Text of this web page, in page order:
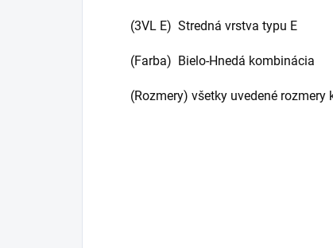
(3VL E) Stredná vrstva typu E
(Farba) Bielo-Hnedá kombinácia
(Rozmery) všetky uvedené rozmery